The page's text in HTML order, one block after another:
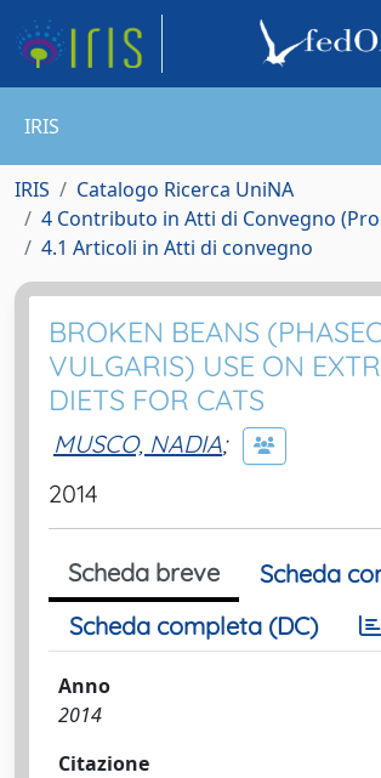
IRIS
IRIS
Catalogo Ricerca UniNA
4 Contributo in Atti di Convegno
4.1 Articoli in Atti di convegno
BROKEN BEANS
VULGARIS) USE ON
DIETS FOR CATS
MUSCO, NADIA;
2014
Scheda breve
Scheda
Scheda completa (DC)
Anno
2014
Citazione